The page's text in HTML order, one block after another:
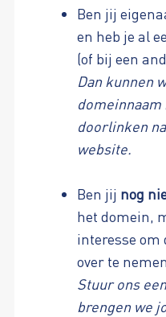
Ben jij
en heb je al
(of bij een
Dan kunnen
doorlinken
website.
Ben jij nog
het domein,
interesse om
over te
Stuur ons
brengen we